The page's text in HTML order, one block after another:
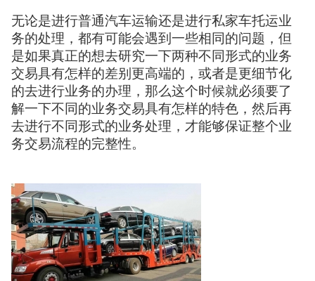
无论是进行普通汽车运输还是进行私家车托运业
务的处理，都有可能会遇到一些相同的问题，但
是如果真正的想去研究一下两种不同形式的业务
交易具有怎样的差别更高端的，或者是更细节化
的去进行业务的办理，那么这个时候就必须要了
解一下不同的业务交易具有怎样的特色，然后再
去进行不同形式的业务处理，才能够保证整个业
务交易流程的完整性。